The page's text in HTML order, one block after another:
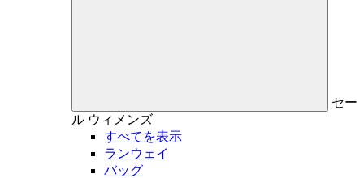
セー
ル ウィメンズ
すべてを表示
ランウェイ
バッグ